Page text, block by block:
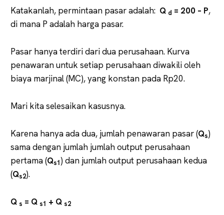
Katakanlah, permintaan pasar adalah: Q d = 200 – P,
di mana P adalah harga pasar.
Pasar hanya terdiri dari dua perusahaan. Kurva
penawaran untuk setiap perusahaan diwakili oleh
biaya marjinal (MC), yang konstan pada Rp20.
Mari kita selesaikan kasusnya.
Karena hanya ada dua, jumlah penawaran pasar (Qs)
sama dengan jumlah jumlah output perusahaan
pertama (Qs1) dan jumlah output perusahaan kedua
(Qs2).
Q s = Q s1 + Q s2